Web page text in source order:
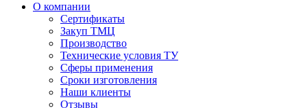
О компании
Сертификаты
Закуп ТМЦ
Производство
Технические условия ТУ
Сферы применения
Сроки изготовления
Наши клиенты
Отзывы